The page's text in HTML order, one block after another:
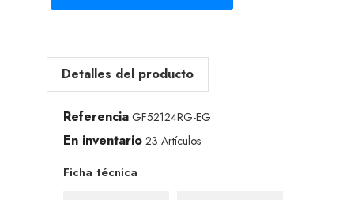
Detalles del producto
Referencia GF52124RG-EG
En inventario 23 Artículos
Ficha técnica